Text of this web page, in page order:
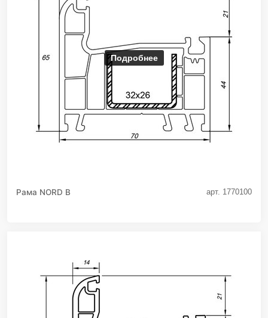
Подробнее
Рама NORD B арт. 1770100